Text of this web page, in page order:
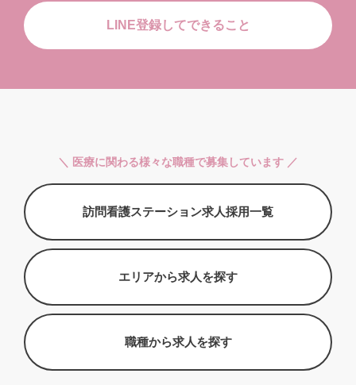
LINE登録してできること
＼ 医療に関わる様々な職種で募集しています ／
訪問看護ステーション求人採用一覧
エリアから求人を探す
職種から求人を探す